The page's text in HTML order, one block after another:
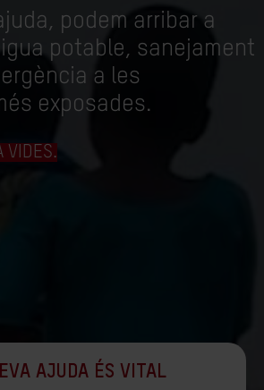
podem arribar a
potable, sanejament
a les
exposades.
VIDES.
AJUDA ÉS VITAL